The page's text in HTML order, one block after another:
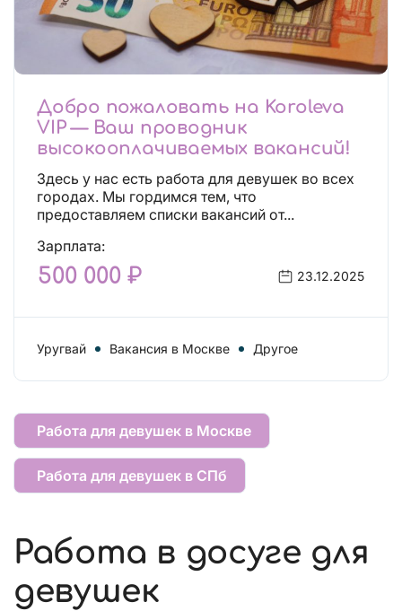
Добро пожаловать на Koroleva
VIP — Ваш проводник
высокооплачиваемых вакансий!
Здесь у нас есть работа для девушек во всех
городах. Мы гордимся тем, что
предоставляем списки вакансий от...
Зарплата:
500 000 ₽ 23.12.2025
Уругвай Вакансия в Москве Другое
Работа для девушек в Москве
Работа для девушек в СПб
Работа в досуге для
девушек